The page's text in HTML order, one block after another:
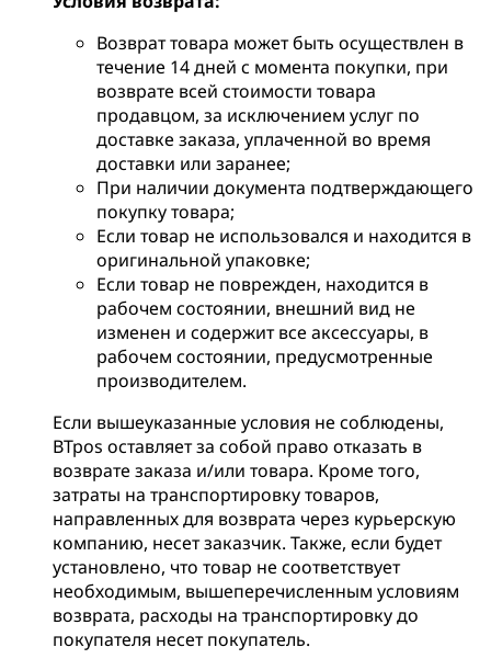
Возврат товара может быть осуществлен в
течение 14 дней с момента покупки, при
возврате всей стоимости товара
продавцом, за исключением услуг по
доставке заказа, уплаченной во время
доставки или заранее;
При наличии документа подтверждающего
покупку товара;
Если товар не использовался и находится в
оригинальной упаковке;
Если товар не поврежден, находится в
рабочем состоянии, внешний вид не
изменен и содержит все аксессуары, в
рабочем состоянии, предусмотренные
производителем.
Если вышеуказанные условия не соблюдены,
BTpos оставляет за собой право отказать в
возврате заказа и/или товара. Кроме того,
затраты на транспортировку товаров,
направленных для возврата через курьерскую
компанию, несет заказчик. Также, если будет
установлено, что товар не соответствует
необходимым, вышеперечисленным условиям
возврата, расходы на транспортировку до
покупателя несет покупатель.